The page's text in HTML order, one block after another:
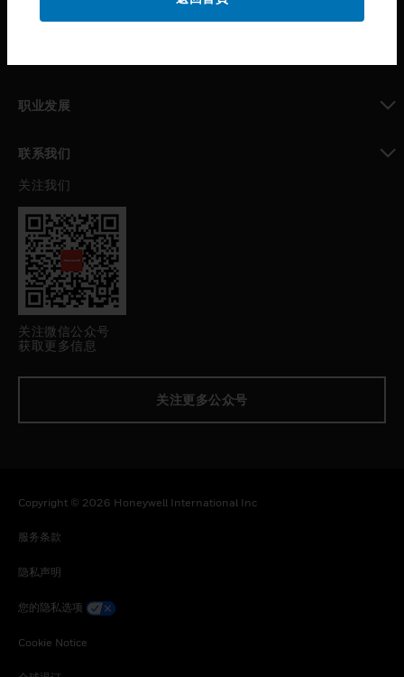
职业发展
联系我们
toggle view
关注我们
关注微信公众号
获取更多信息
关注更多公众号
Copyright © 2026 Honeywell International Inc
服务条款
隐私声明
您的隐私选项
Cookie Notice